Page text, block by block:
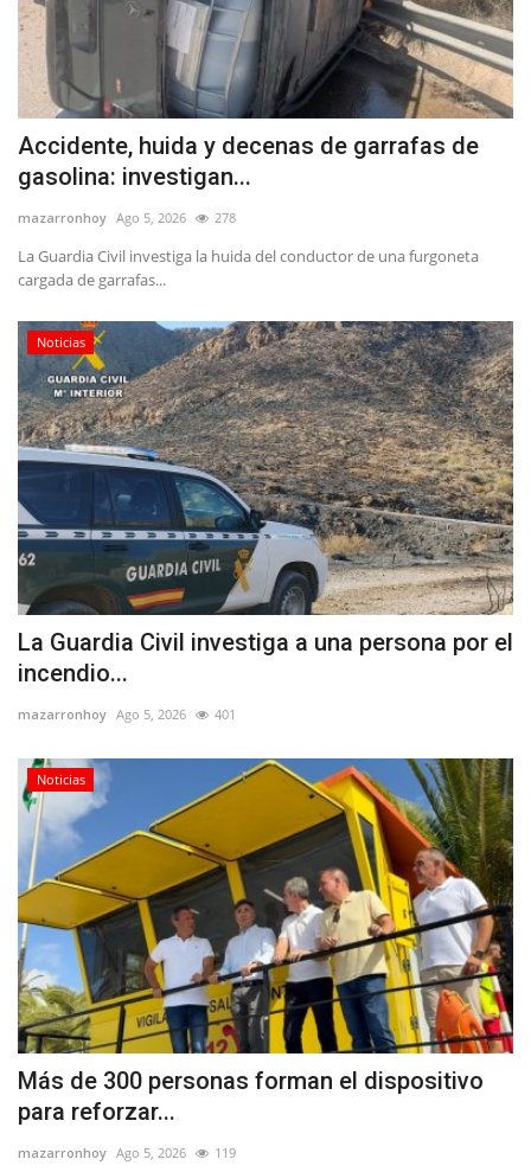
Accidente, huida y decenas de garrafas de
gasolina: investigan...
mazarronhoy Ago 5, 2026 278
La Guardia Civil investiga la huida del conductor de una furgoneta
cargada de garrafas...
Noticias
La Guardia Civil investiga a una persona por el
incendio...
mazarronhoy Ago 5, 2026 401
Noticias
Más de 300 personas forman el dispositivo
para reforzar...
mazarronhoy Ago 5, 2026 119